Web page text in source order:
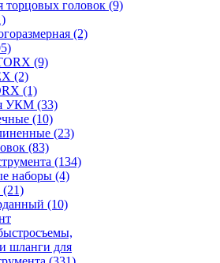
торцовых головок (9)
(2)
(9)
(2)
(1)
УКМ (33)
(10)
(23)
(83)
(134)
наборы (4)
(21)
(10)
шланги для